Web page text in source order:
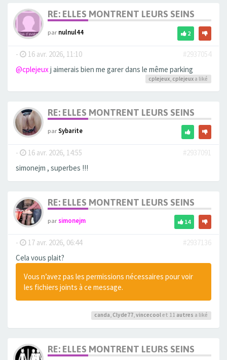
RE: ELLES MONTRENT LEURS SEINS
parnulnul44 2
- 16 avr. 2026, 11:10
#2937054
@cplejeuxj aimerais bien me garer dans le même parking
cplejeux cplejeux a liké
RE: ELLES MONTRENT LEURS SEINS
parSybarite
- 16 avr. 2026, 14:55
#2937091
simonejm , superbes !!!
RE: ELLES MONTRENT LEURS SEINS
parsimonejm 14
- 17 avr. 2026, 06:44
#2937136
Cela vous plait?
Vous n’avez pas les permissions nécessaires pour voir
les fichiers joints à ce message.
canda, Clyde77,vincecoolet 11 autres a liké
RE: ELLES MONTRENT LEURS SEINS